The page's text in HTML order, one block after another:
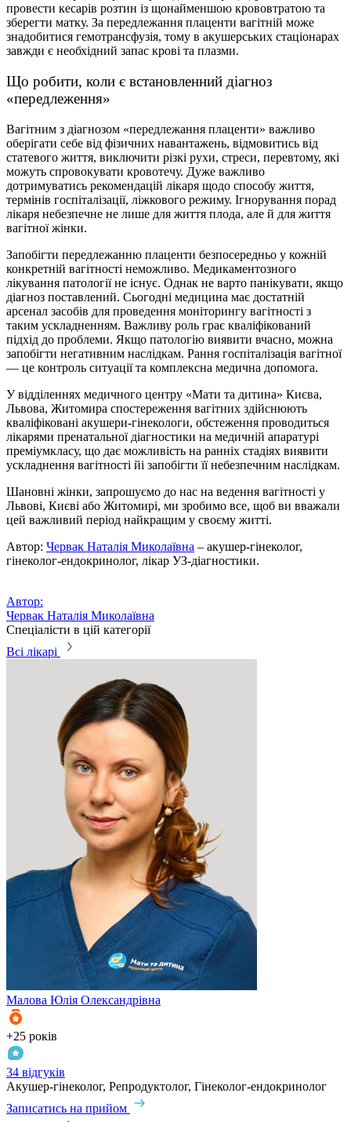
провести кесарів розтин із щонайменшою крововтратою та
зберегти матку. За передлежання плаценти вагітній може
знадобитися гемотрансфузія, тому в акушерських стаціонарах
завжди є необхідний запас крові та плазми.
Що робити, коли є встановленний діагноз
«передлеження»
Вагітним з діагнозом «передлежання плаценти» важливо
оберігати себе від фізичних навантажень, відмовитись від
статевого життя, виключити різкі рухи, стреси, перевтому, які
можуть спровокувати кровотечу. Дуже важливо
дотримуватись рекомендацій лікаря щодо способу життя,
термінів госпіталізації, ліжкового режиму. Ігнорування порад
лікаря небезпечне не лише для життя плода, але й для життя
вагітної жінки.
Запобігти передлежанню плаценти безпосередньо у кожній
конкретній вагітності неможливо. Медикаментозного
лікування патології не існує. Однак не варто панікувати, якщо
діагноз поставлений. Сьогодні медицина має достатній
арсенал засобів для проведення моніторингу вагітності з
таким ускладненням. Важливу роль грає кваліфікований
підхід до проблеми. Якщо патологію виявити вчасно, можна
запобігти негативним наслідкам. Рання госпіталізація вагітної
— це контроль ситуації та комплексна медична допомога.
У відділеннях медичного центру «Мати та дитина» Києва,
Львова, Житомира спостереження вагітних здійснюють
кваліфіковані акушери-гінекологи, обстеження проводиться
лікарями пренатальної діагностики на медичній апаратурі
преміумкласу, що дає можливість на ранніх стадіях виявити
ускладнення вагітності йі запобігти її небезпечним наслідкам.
Шановні жінки, запрошуємо до нас на ведення вагітності у
Львові, Києві або Житомирі, ми зробимо все, щоб ви вважали
цей важливий період найкращим у своєму житті.
Автор: Червак Наталія Миколаївна – акушер-гінеколог,
гінеколог-ендокринолог, лікар УЗ-діагностики.
Автор:
Червак Наталія Миколаївна
Спеціалісти в цій категорії
Всі лікарі
Малова Юлія Олександрівна
+25 років
34 відгуків
Акушер-гінеколог, Репродуктолог, Гінеколог-ендокринолог
Записатись на прийом